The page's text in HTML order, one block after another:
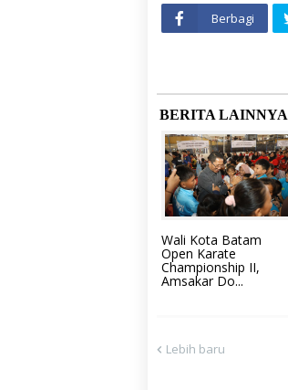
Berbagi
BERITA LAINNYA
Wali Kota Batam
Open Karate
Championship II,
Amsakar Do...
Lebih baru